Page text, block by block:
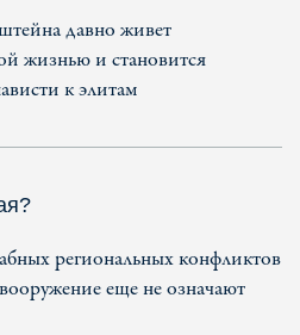
давно живет
жизнью и становится
к элитам
региональных конфликтов
еще не означают